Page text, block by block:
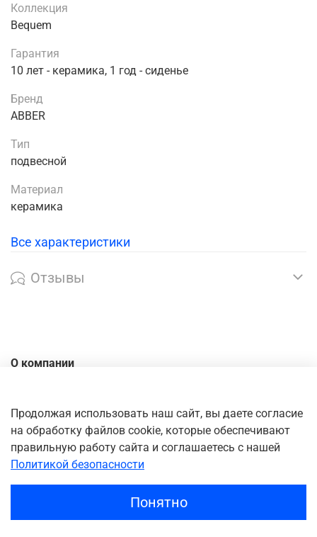
Коллекция
Bequem
Гарантия
10 лет - керамика, 1 год - сиденье
Бренд
ABBER
Тип
подвесной
Материал
керамика
Все характеристики
Отзывы
О компании
Доставка
Оплата
Личный кабинет
Продолжая использовать наш сайт, вы даете согласие
на обработку файлов cookie, которые обеспечивают
правильную работу сайта и соглашаетесь с нашей
Политикой безопасности
Понятно